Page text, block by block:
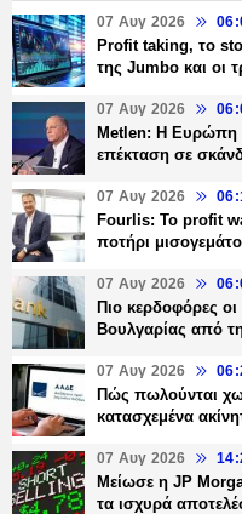
07 Αυγ 2026
Profit taking, το
της Jumbo και οι
07 Αυγ 2026
Metlen: Η Ευρώπη
επέκταση σε
07 Αυγ 2026
Fourlis: Το profit
ποτήρι μισογεμάτο
07 Αυγ 2026
Πιο κερδοφόρες
Βουλγαρίας από
07 Αυγ 2026
Πώς πωλούνται
κατασχεμένα
07 Αυγ 2026
Μείωσε η JP
τα ισχυρά